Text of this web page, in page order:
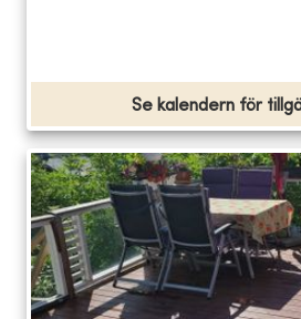
Se kalendern för